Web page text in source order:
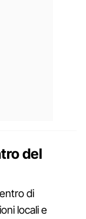
del
di
locali e